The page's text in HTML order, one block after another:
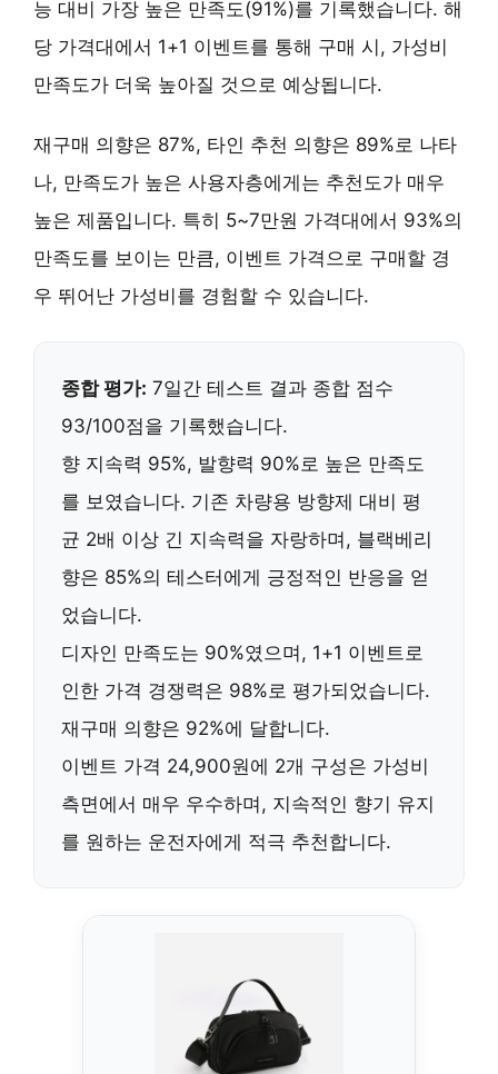
능 대비 가장 높은 만족도(91%)를 기록했습니다. 해
당 가격대에서 1+1 이벤트 를 통해 구매 시, 가성비
만족도가 더욱 높아질 것으로 예상됩니다.
재구매 의향은 87%, 타인 추천 의향은 89%로 나타
나, 만족도가 높은 사용자층에게는 추천도가 매우
높은 제품입니다. 특히 5~7만원 가격대에서 93%의
만족도를 보이는 만큼, 이벤트 가격으로 구매할 경
우 뛰어난 가성비를 경험할 수 있습니다.
종합 평가: 7일간 테스트 결과 종합 점수
93/100점을 기록했습니다.
향 지속력 95%, 발향력 90%로 높은 만족도
를 보였습니다. 기존 차량용 방향제 대비 평
균 2배 이상 긴 지속력을 자랑하며, 블랙베리
향은 85%의 테스터에게 긍정적인 반응을 얻
었습니다.
디자인 만족도는 90%였으며, 1+1 이벤트 로
인한 가격 경쟁력은 98%로 평가되었습니다.
재구매 의향은 92%에 달합니다.
이벤트 가격 24,900원에 2개 구성은 가성비
측면에서 매우 우수하며, 지속적인 향기 유지
를 원하는 운전자에게 적극 추천합니다.